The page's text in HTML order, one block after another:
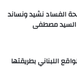
لأنها
إلى
تفضل ذلك،
الفساد نشيد ونساند
السيد مصطفى
اللبناني بطريقتها